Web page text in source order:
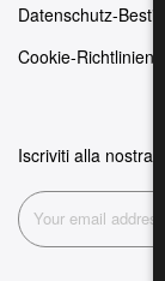
Datenschutz-
Cookie-Richtlinien
Iscriviti alla nostra